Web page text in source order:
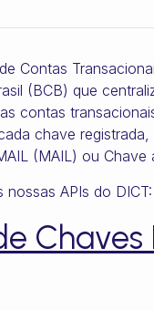
Contas
(BCB) que
contas
chave
(MAIL) ou Chave
APIs do DICT:
Chaves